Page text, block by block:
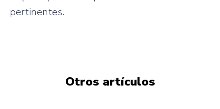
pertinentes.
Otros artículos